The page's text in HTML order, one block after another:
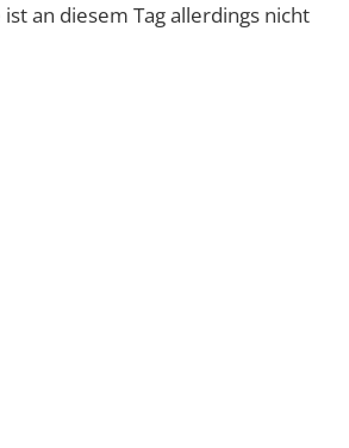
an diesem Tag allerdings nicht